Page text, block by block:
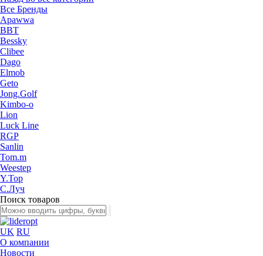
Все Бренды
Apawwa
BBT
Bessky
Clibee
Dago
Elmob
Geto
Jong.Golf
Kimbo-o
Lion
Luck Line
RGP
Sanlin
Tom.m
Weestep
Y.Top
С.Луч
Поиск товаров
UK RU
О компании
Новости